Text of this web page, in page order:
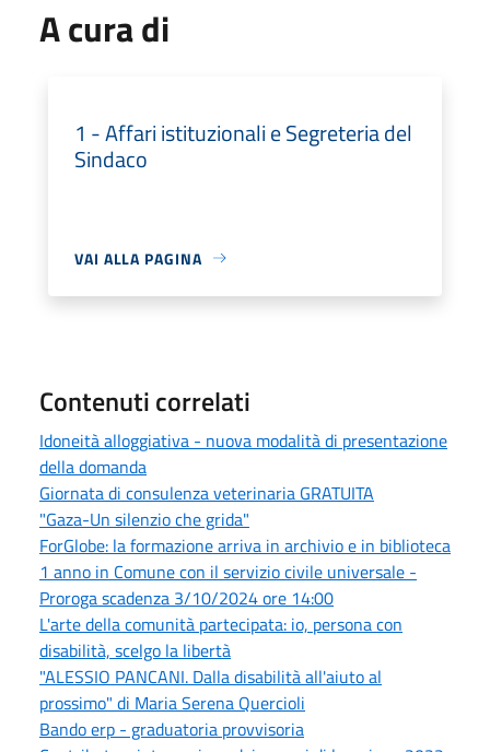
A cura di
1 - Affari istituzionali e Segreteria del
Sindaco
VAI ALLA PAGINA
Contenuti correlati
Idoneità alloggiativa - nuova modalità di presentazione
della domanda
Giornata di consulenza veterinaria GRATUITA
"Gaza-Un silenzio che grida"
ForGlobe: la formazione arriva in archivio e in biblioteca
1 anno in Comune con il servizio civile universale -
Proroga scadenza 3/10/2024 ore 14:00
L'arte della comunità partecipata: io, persona con
disabilità, scelgo la libertà
"ALESSIO PANCANI. Dalla disabilità all'aiuto al
prossimo" di Maria Serena Quercioli
Bando erp - graduatoria provvisoria